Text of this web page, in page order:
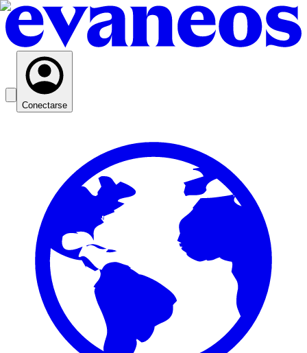
Conectarse